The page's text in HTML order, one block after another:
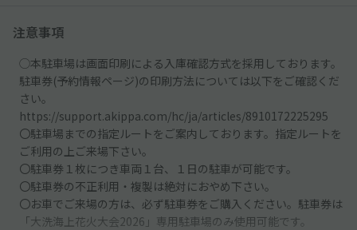
注意事項
◯本駐車場は画面印刷による入庫確認方式を採用しております。
駐車券(予約情報ページ)の印刷方法については以下をご確認くだ
さい。
https://support.akippa.com/hc/ja/articles/8910172225295
〇駐車場までの指定ルートをご案内しております。指定ルートを
ご利用の上ご来場下さい。
〇駐車券１枚につき車両１台、１日の駐車が可能です。
〇駐車券の不正利用・複製は絶対におやめ下さい。
〇お車でご来場の方は、必ず駐車券をご購入ください。駐車券は
「大洗海上花火大会2026」専用駐車場のみ使用可能です。